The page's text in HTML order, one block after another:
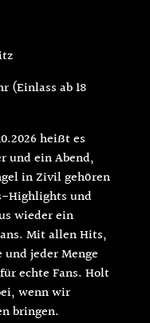
(Einlass ab 18
heißt es
und ein Abend,
in Zivil gehören
Highlights und
wieder ein
Mit allen Hits,
jeder Menge
echte Fans. Holt
wenn wir
bringen.